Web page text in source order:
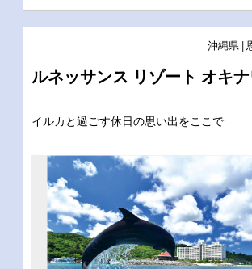
沖縄県
ルネッサンス リゾート オキ
イルカと過ごす休日の思い出をここで